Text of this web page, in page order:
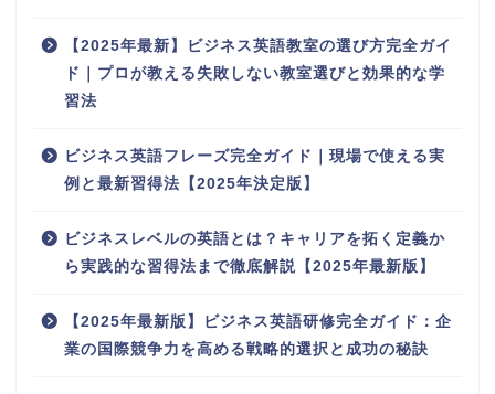
【2025年最新】ビジネス英語教室の選び方完全ガイ
ド｜プロが教える失敗しない教室選びと効果的な学
習法
ビジネス英語フレーズ完全ガイド｜現場で使える実
例と最新習得法【2025年決定版】
ビジネスレベルの英語とは？キャリアを拓く定義か
ら実践的な習得法まで徹底解説【2025年最新版】
【2025年最新版】ビジネス英語研修完全ガイド：企
業の国際競争力を高める戦略的選択と成功の秘訣